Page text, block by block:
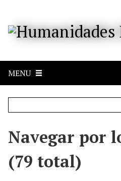
MENU
Navegar por
(79 total)